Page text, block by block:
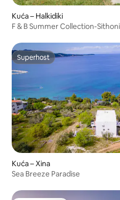
Kuća – Halkidiki
F & B Summer Collection-
Superhost
Superhost
Kuća – Xina
Sea Breeze Paradise